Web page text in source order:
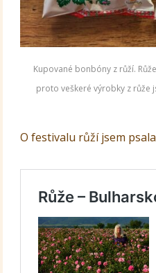
Kupované bonbóny z růží.
proto veškeré výrobky z růže
O festivalu růží jsem